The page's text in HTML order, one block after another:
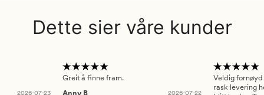
Dette sier våre kunder
2026-07-23
Greit å finne fram.
Anny B
2026-07-22
Veldig
rask levering